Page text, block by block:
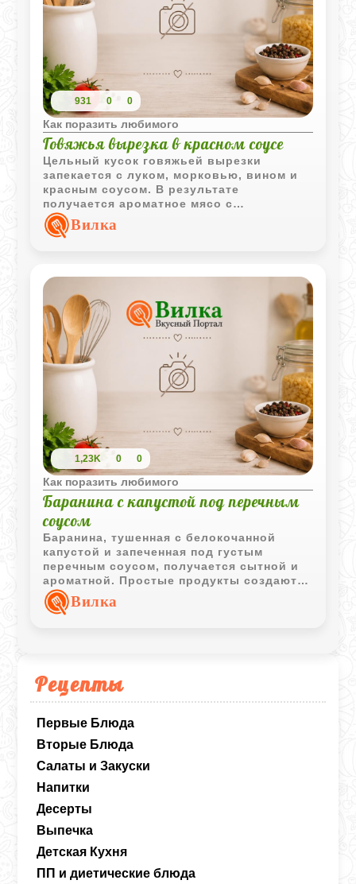
Рецепты
Первые Блюда
Вторые Блюда
Салаты и Закуски
Напитки
Десерты
Выпечка
Детская Кухня
ПП и диетические блюда
931 0 0
Как поразить любимого
Говяжья вырезка в красном соусе
Цельный кусок говяжьей вырезки
запекается с луком, морковью, вином и
красным соусом. В результате
получается ароматное мясо с
насыщенной подливкой, которое отлично
сочетается с картофелем и овощами.
Вилка
1,23K 0 0
Как поразить любимого
Баранина с капустой под перечным
соусом
Баранина, тушенная с белокочанной
капустой и запеченная под густым
перечным соусом, получается сытной и
ароматной. Простые продукты создают
гармоничное домашнее блюдо для
семейного обеда.
Вилка